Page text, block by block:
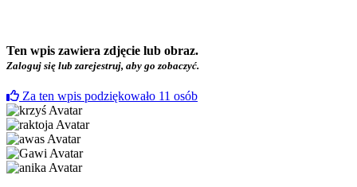
Ten wpis zawiera zdjęcie lub obraz.
Zaloguj się lub zarejestruj, aby go zobaczyć.
Za ten wpis podziękowało 11 osób